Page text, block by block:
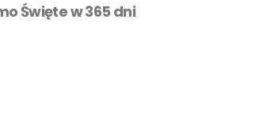
Święte w 365 dni